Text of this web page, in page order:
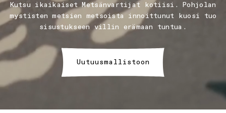
Kutsu ikaikaiset Metsänvartijat kotiisi. Pohjolan
mystisten metsien metsoista innoittunut kuosi tuo
sisustukseen villin erämaan tuntua.
Uutuusmallistoon